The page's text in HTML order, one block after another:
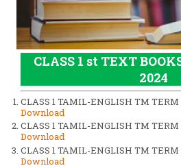
CLASS 1 st TEXT
2024
CLASS 1 TAMIL-ENGLISH TM TERM
Download
CLASS 1 TAMIL-ENGLISH TM TERM
Download
CLASS 1 TAMIL-ENGLISH TM TERM
Download